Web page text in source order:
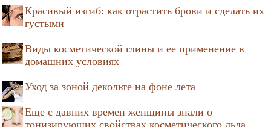
Красивый изгиб: как отрастить брови и сделать их
густыми
Виды косметической глины и ее применение в
домашних условиях
Уход за зоной декольте на фоне лета
Еще с давних времен женщины знали о